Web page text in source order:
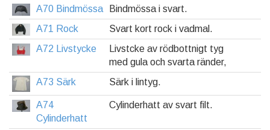
A70 Bindmössa
Bindmössa i svart.
A71 Rock
Svart kort rock i vadmal.
A72 Livstycke
Livstcke av rödbottnigt tyg
med gula och svarta ränder,
A73 Särk
Särk i lintyg.
A74
Cylinderhatt
Cylinderhatt av svart filt.